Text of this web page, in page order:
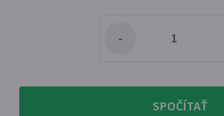
SPOČÍTAŤ